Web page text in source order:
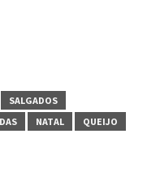
SALGADOS
NATAL
QUEIJO